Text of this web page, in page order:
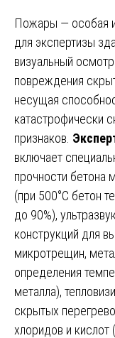
Пожары — особая
для экспертизы
визуальный
повреждения
несущая
катастрофически
признаков.
включает
прочности бетона
(при 500°C бетон
до 90%),
конструкций для
микротрещин,
определения
металла),
скрытых
хлоридов и кислот